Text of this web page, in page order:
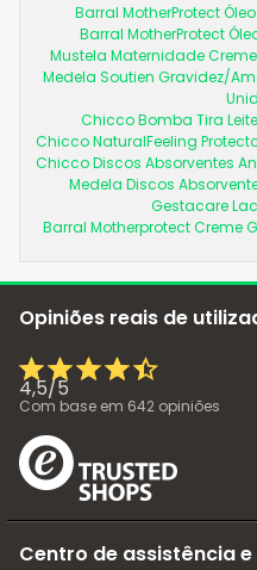
Barral MotherProtect
Barral MotherProtect
Mustela Maternidade
Medela Soutien Gravidez/
Chicco Bomba Tira
Chicco NaturalFeeling
Chicco Discos Absorventes
Medela Discos
Gestacare
Barral Motherprotect Creme
Opiniões reais de
4,5/5
Com base em 642 opiniões
Centro de assistência